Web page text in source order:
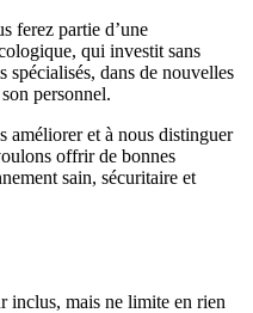
ferez partie d’une
qui investit sans
spécialisés, dans de nouvelles
personnel.
améliorer et à nous distinguer
offrir de bonnes
sain, sécuritaire et
inclus, mais ne limite en rien